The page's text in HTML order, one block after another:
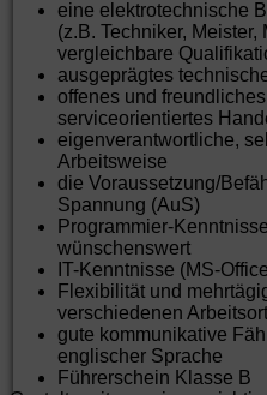
Deine Verantwortlichkeiten:
Installation,
Inbetriebnahme von
diversen
softwaretechnischen
Tätigkeiten am Standort
Europaweiten
Mitarbeit bei
Durchführung von
Wartungsarbeiten
Eigenständige
remote wie auch
Erstellung und
Berichterstattung
Qualitätskontrolle
Qualitätssicherung
eine elektrotechnische
(z.B. Techniker,
vergleichbare
ausgeprägtes
offenes und
serviceorientiertes
eigenverantwortliche,
Arbeitsweise
die Voraussetzung/
Spannung (AuS)
Programmier-
wünschenswert
IT-Kenntnisse (MS-
Flexibilität und
verschiedenen
gute kommunikative
englischer Sprache
Führerschein Klasse B